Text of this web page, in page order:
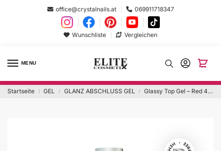
office@crystalnails.at 069911718347
Wunschliste Vergleichen
MENU
Startseite / GEL / GLANZ ABSCHLUSS GEL / Glassy Top Gel – Red 4ml